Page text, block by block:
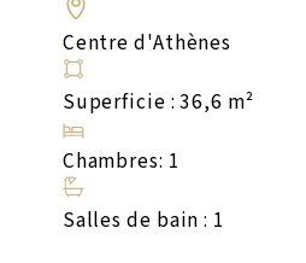
Centre d'Athènes
Superficie : 36,6 m²
Chambres: 1
Salles de bain : 1